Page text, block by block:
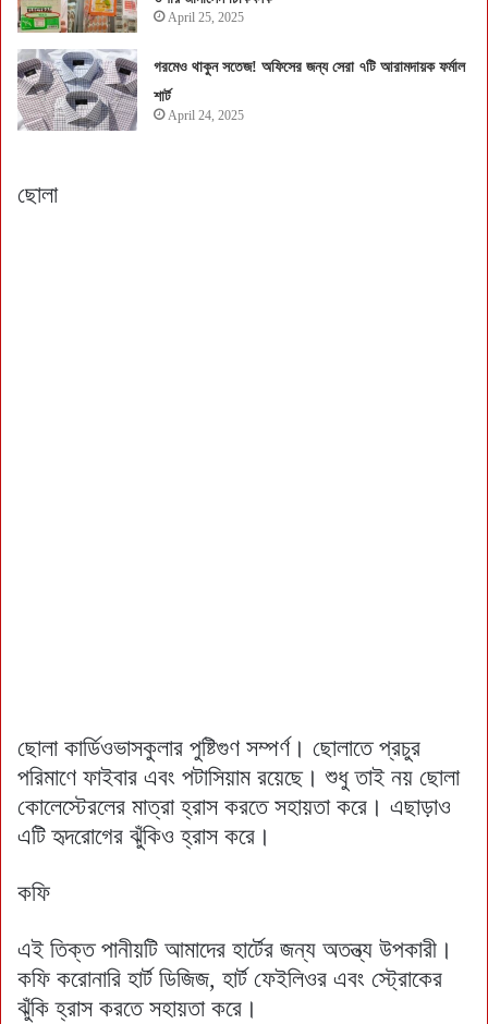
April 25, 2025
গরমেও থাকুন সতেজ! অফিসের জন্য সেরা ৭টি আরামদায়ক ফর্মাল
শার্ট
April 24, 2025
ছোলা
ছোলা কার্ডিওভাসকুলার পুষ্টিগুণ সম্পর্ণ। ছোলাতে প্রচুর
পরিমাণে ফাইবার এবং পটাসিয়াম রয়েছে। শুধু তাই নয় ছোলা
কোলেস্টেরলের মাত্রা হ্রাস করতে সহায়তা করে। এছাড়াও
এটি হৃদরোগের ঝুঁকিও হ্রাস করে।
কফি
এই তিক্ত পানীয়টি আমাদের হার্টের জন্য অতন্ত্য উপকারী।
কফি করোনারি হার্ট ডিজিজ, হার্ট ফেইলিওর এবং স্ট্রোকের
ঝুঁকি হ্রাস করতে সহায়তা করে।